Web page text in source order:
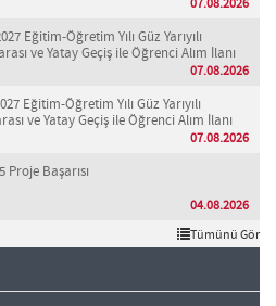
07.08.2026
Eğitim-Öğretim Yılı Güz Yarıyılı
ve Yatay Geçiş ile Öğrenci Alım İlanı
07.08.2026
Eğitim-Öğretim Yılı Güz Yarıyılı
ve Yatay Geçiş ile Öğrenci Alım İlanı
07.08.2026
Başarısı
04.08.2026
Tümünü Gör